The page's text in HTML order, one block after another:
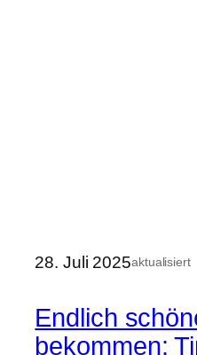
28. Juli 2025aktualisiert
Endlich
bekommen: